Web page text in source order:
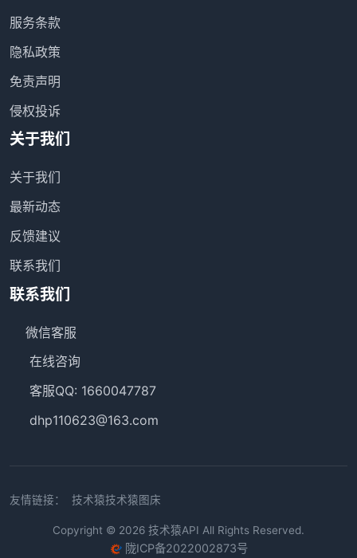
服务条款
隐私政策
免责声明
侵权投诉
关于我们
关于我们
最新动态
反馈建议
联系我们
联系我们
微信客服
在线咨询
客服QQ: 1660047787
dhp110623@163.com
友情链接： 技术猿技术猿图床
Copyright © 2026 技术猿API All Rights Reserved.
陇ICP备2022002873号